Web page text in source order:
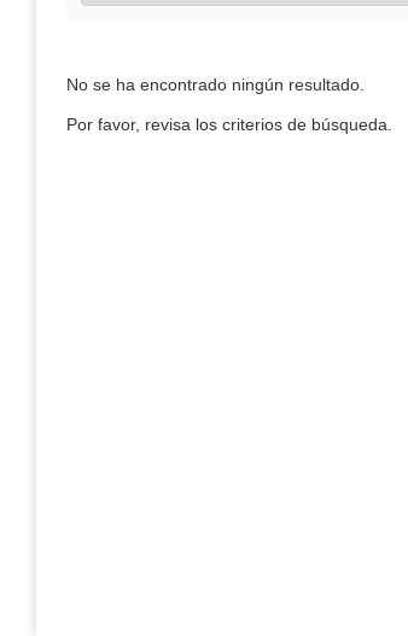
No se ha encontrado ningún resultado.
Por favor, revisa los criterios de búsqueda.